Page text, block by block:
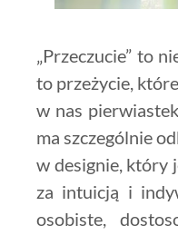
„Przeczucie” to
to przeżycie,
w nas
ma szczególnie
w designie, który
za intuicją i
osobiste,